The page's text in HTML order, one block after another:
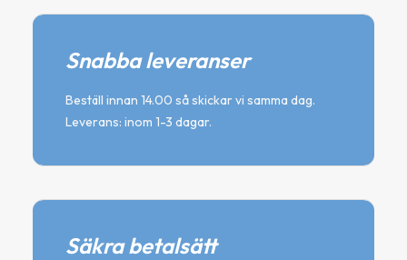
Snabba leveranser
Beställ innan 14.00 så skickar vi samma dag.
Leverans: inom 1-3 dagar.
Säkra betalsätt